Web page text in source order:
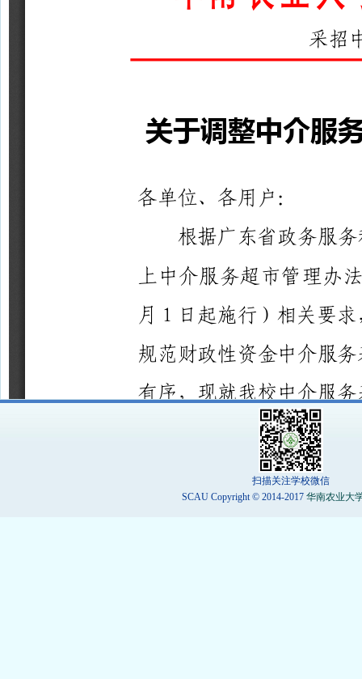
扫描关注学校微信
SCAU Copyright © 2014-2017 华南农业大